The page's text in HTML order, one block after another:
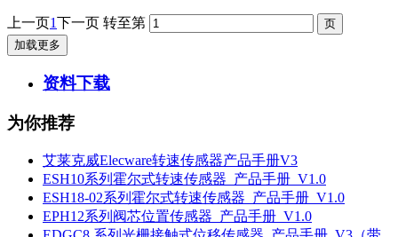
上一页1下一页 转至第
加载更多
资料下载
为你推荐
艾莱克威Elecware转速传感器产品手册V3
ESH10系列霍尔式转速传感器_产品手册_V1.0
ESH18-02系列霍尔式转速传感器_产品手册_V1.0
EPH12系列阀芯位置传感器_产品手册_V1.0